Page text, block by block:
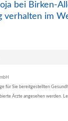
bei Birken-
verhalten im
für Sie bereitgestellten
Ärzte angesehen werden.